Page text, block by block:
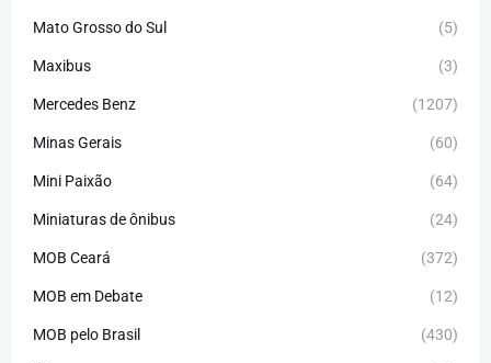
Mato Grosso do Sul (5)
Maxibus (3)
Mercedes Benz (1207)
Minas Gerais (60)
Mini Paixão (64)
Miniaturas de ônibus (24)
MOB Ceará (372)
MOB em Debate (12)
MOB pelo Brasil (430)